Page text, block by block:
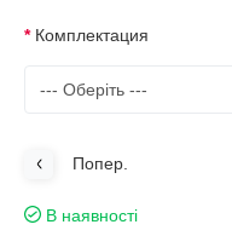
Комплектация
Попер.
В наявності